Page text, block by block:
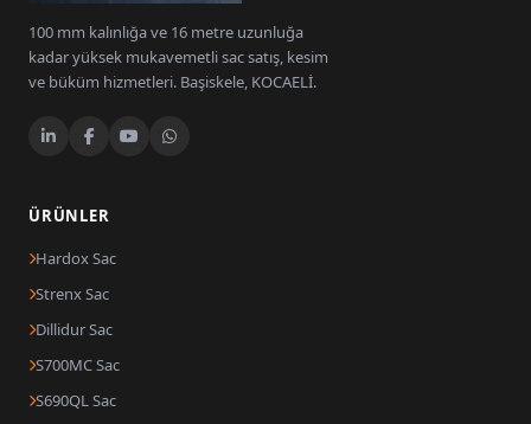
100 mm kalınlığa ve 16 metre uzunluğa
kadar yüksek mukavemetli sac satış, kesim
ve büküm hizmetleri. Başiskele, KOCAELİ.
ÜRÜNLER
Hardox Sac
Strenx Sac
Dillidur Sac
S700MC Sac
S690QL Sac